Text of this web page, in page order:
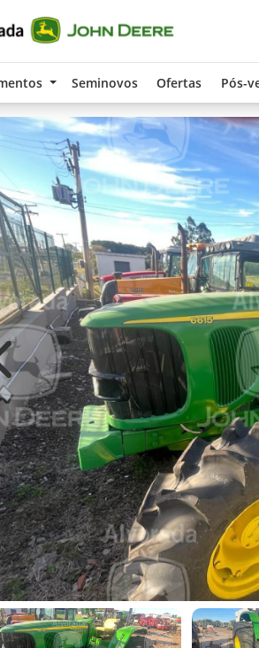
Seminovos Ofertas Pós-
Previous